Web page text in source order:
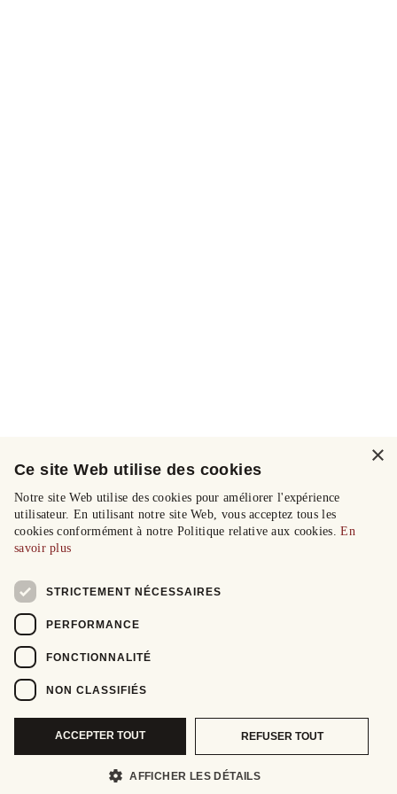
×
Ce site Web utilise des cookies
Notre site Web utilise des cookies pour améliorer l'expérience
utilisateur. En utilisant notre site Web, vous acceptez tous les
cookies conformément à notre Politique relative aux cookies.En
savoir plus
STRICTEMENT NÉCESSAIRES
PERFORMANCE
FONCTIONNALITÉ
NON CLASSIFIÉS
ACCEPTER TOUT REFUSER TOUT
AFFICHER LES DÉTAILS